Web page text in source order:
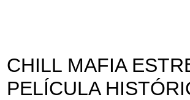
CONTACTO
CHILL MAFIA
PELÍCULA